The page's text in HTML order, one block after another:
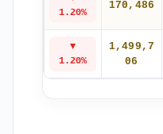
170,486
1.20%
1,499,7
06
▼
1.20%